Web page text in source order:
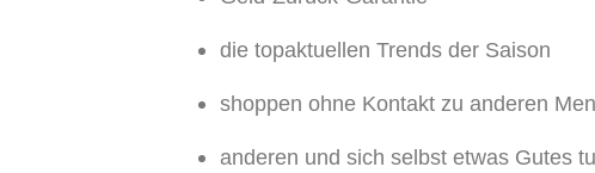
die topaktuellen Trends der Saison
shoppen ohne Kontakt zu anderen
anderen und sich selbst etwas Gutes